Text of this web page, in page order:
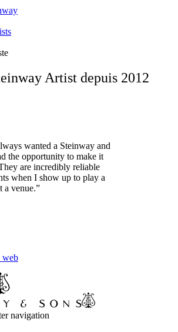
Artist depuis 2012
wanted a Steinway and
the opportunity to make it
are incredibly reliable
when I show up to play a
a venue.”
web
navigation